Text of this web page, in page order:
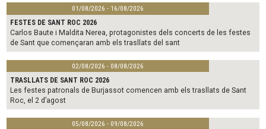
01/08/2026 - 16/08/2026
FESTES DE SANT ROC 2026
Carlos Baute i Maldita Nerea, protagonistes dels concerts de les festes
de Sant que començaran amb els trasllats del sant
02/08/2026 - 08/08/2026
TRASLLATS DE SANT ROC 2026
Les festes patronals de Burjassot comencen amb els trasllats de Sant
Roc, el 2 d’agost
05/08/2026 - 09/08/2026